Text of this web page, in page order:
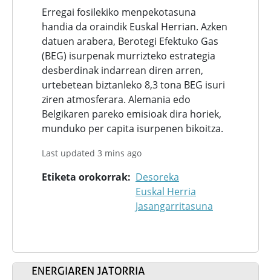
Erregai fosilekiko menpekotasuna
handia da oraindik Euskal Herrian. Azken
datuen arabera, Berotegi Efektuko Gas
(BEG) isurpenak murrizteko estrategia
desberdinak indarrean diren arren,
urtebetean biztanleko 8,3 tona BEG isuri
ziren atmosferara. Alemania edo
Belgikaren pareko emisioak dira horiek,
munduko per capita isurpenen bikoitza.
Last updated 3 mins ago
Etiketa orokorrak
Desoreka
Euskal Herria
Jasangarritasuna